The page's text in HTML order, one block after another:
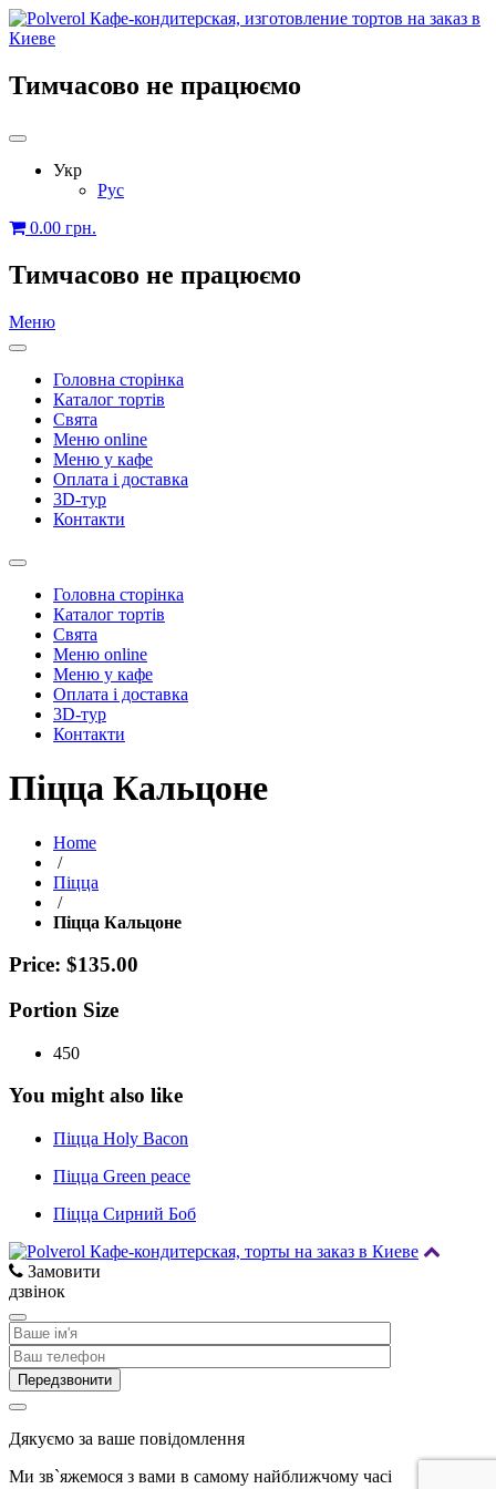
Тимчасово не працюємо
Укр
Рус
0.00 грн.
Тимчасово не працюємо
Меню
Головна сторінка
Каталог тортів
Свята
Меню online
Меню у кафе
Оплата і доставка
3D-тур
Контакти
Головна сторінка
Каталог тортів
Свята
Меню online
Меню у кафе
Оплата і доставка
3D-тур
Контакти
Піцца Кальцоне
Home
/
Піцца
/
Піцца Кальцоне
Price: $135.00
Portion Size
450
You might also like
Піцца Holy Bacon
Піцца Green peace
Піцца Сирний Боб
Замовити
дзвінок
Дякуємо за ваше повідомлення
Ми зв`яжемося з вами в самому найближчому часі